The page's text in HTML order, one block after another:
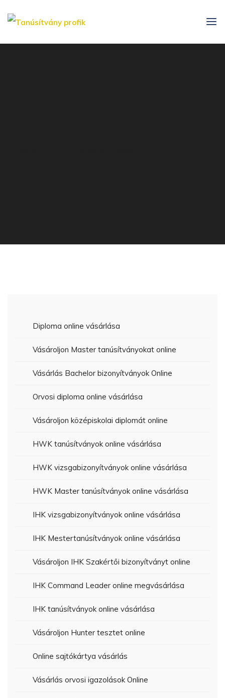
Diploma online vásárlása
Vásároljon Master tanúsítványokat online
Vásárlás Bachelor bizonyítványok Online
Orvosi diploma online vásárlása
Vásároljon középiskolai diplomát online
HWK tanúsítványok online vásárlása
HWK vizsgabizonyítványok online vásárlása
HWK Master tanúsítványok online vásárlása
IHK vizsgabizonyítványok online vásárlása
IHK Mestertanúsítványok online vásárlása
Vásároljon IHK Szakértői bizonyítványt online
IHK Command Leader online megvásárlása
IHK tanúsítványok online vásárlása
Vásároljon Hunter tesztet online
Online sajtókártya vásárlás
Vásárlás orvosi igazolások Online